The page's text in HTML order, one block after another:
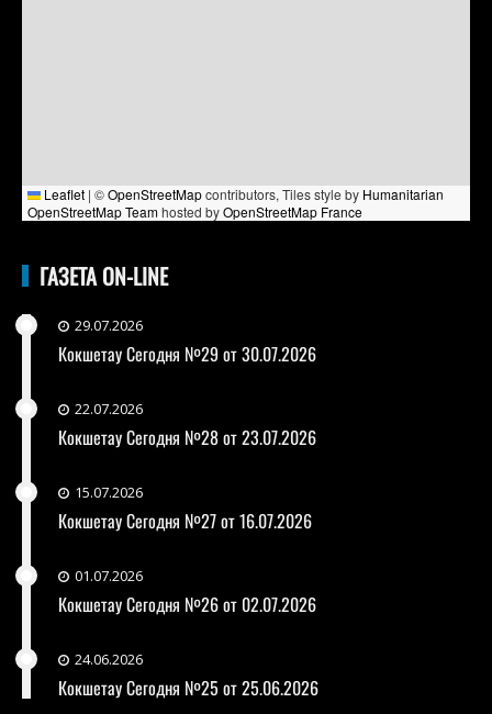
Leaflet | ©OpenStreetMapcontributors, Tiles style by Humanitarian
OpenStreetMap Teamhosted byOpenStreetMap France
ГАЗЕТА ON-LINE
29.07.2026
Кокшетау Сегодня №29 от 30.07.2026
22.07.2026
Кокшетау Сегодня №28 от 23.07.2026
15.07.2026
Кокшетау Сегодня №27 от 16.07.2026
01.07.2026
Кокшетау Сегодня №26 от 02.07.2026
24.06.2026
Кокшетау Сегодня №25 от 25.06.2026